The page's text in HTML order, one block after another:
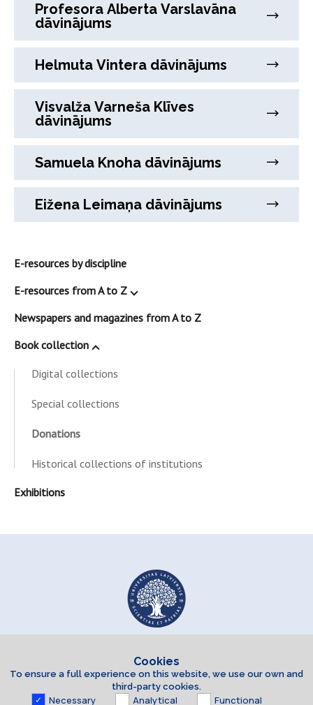
Profesora Alberta Varslavāna
dāvinājums
Helmuta Vintera dāvinājums
Visvalža Varneša Klīves
dāvinājums
Samuela Knoha dāvinājums
Eižena Leimaņa dāvinājums
E-resources by discipline
E-resources from A to Z
Newspapers and magazines from A to Z
Book collection
Digital collections
Special collections
Donations
Historical collections of institutions
Exhibitions
Cookies
To ensure a full experience on this website, we use our own and
third-party cookies.
Necessary Analytical Functional